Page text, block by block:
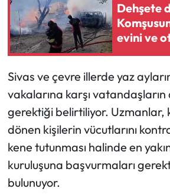
Dehşete
evini ve
ateşe
Sivas ve çevre illerde yaz
vakalarına karşı vatandaşların
gerektiği belirtiliyor. Uzmanlar,
dönen kişilerin vücutlarını
kene tutunması halinde en
kuruluşuna başvurmaları
bulunuyor.